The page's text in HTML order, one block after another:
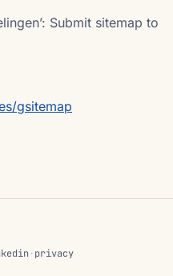
Submit sitemap to
gsitemap
·privacy